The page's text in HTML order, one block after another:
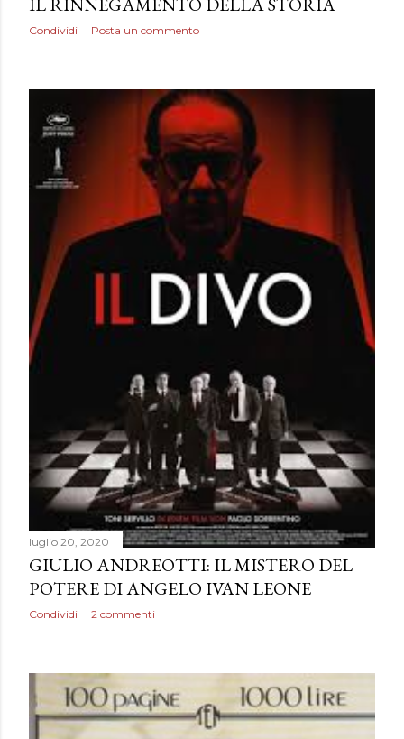
IL RINNEGAMENTO DELLA STORIA
Condividi Posta un commento
luglio 20, 2020
GIULIO ANDREOTTI: IL MISTERO DEL
POTERE DI ANGELO IVAN LEONE
Condividi 2 commenti